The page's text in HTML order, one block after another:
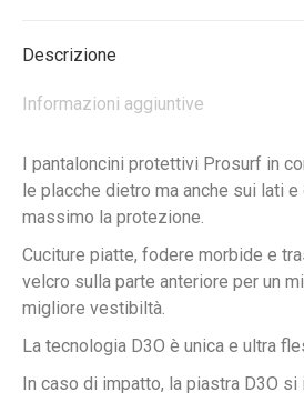
Descrizione
Informazioni aggiuntive
I pantaloncini protettivi Prosurf in
le placche dietro ma anche sui lati
massimo la protezione.
Cuciture piatte, fodere morbide e
velcro sulla parte anteriore per un
migliore vestibiltà.
La tecnologia D3O è unica e ultra
In caso di impatto, la piastra D3O